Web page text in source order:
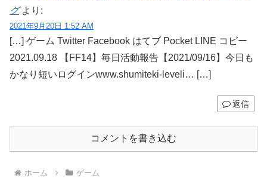
グ より:
2021年9月20日 1:52 AM
[…] ゲーム Twitter Facebook はてブ Pocket LINE コピー
2021.09.18 【FF14】毎日活動報告【2021/09/16】今日も
かなり短いログインwww.shumiteki-leveli… […]
返信
コメントを書き込む
ホーム ゲーム